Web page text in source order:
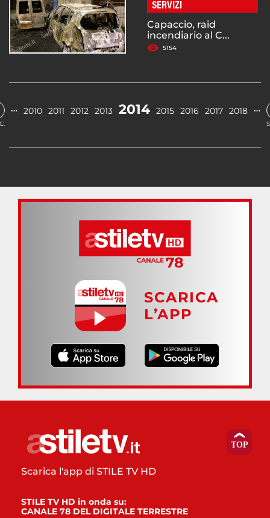
SERVIZI
Capaccio, raid
incendiario al C...
5154
… 2010 2011 2012 2013 2014 2015 2016 2017 2018 …
SCARICA
L’APP
Scarica l'app di STILE TV HD
STILE TV HD in onda su:
CANALE 78 DEL DIGITALE TERRESTRE